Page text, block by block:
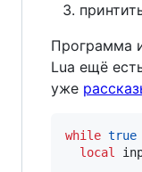
Программа
Lua ещё
уже
while true
local